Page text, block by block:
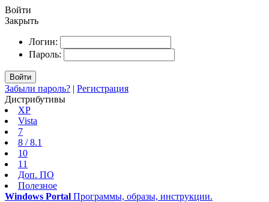
Войти
Закрыть
Логин:
Пароль:
Войти
Забыли пароль? | Регистрация
Дистрибутивы
XP
Vista
7
8 / 8.1
10
11
Доп. ПО
Полезное
Windows Portal Программы, образы, инструкции.